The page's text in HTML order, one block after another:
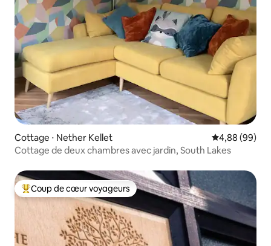
Cottage ⋅ Nether Kellet Évaluation
4,88 (99)
Cottage de deux chambres avec jardin, South Lakes
Coups de cœur voyageurs les plus appréciés
Coup de cœur voyageurs